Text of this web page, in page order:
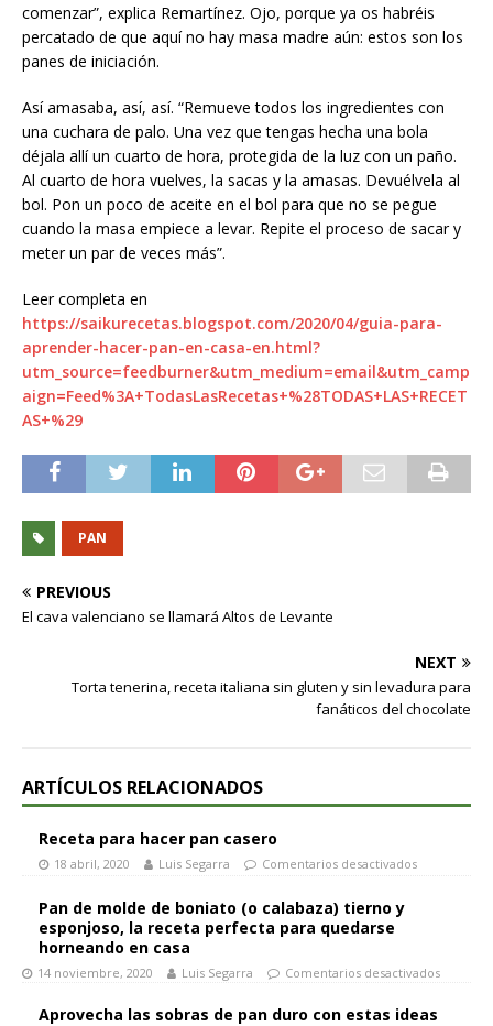
comenzar”, explica Remartínez. Ojo, porque ya os habréis
percatado de que aquí no hay masa madre aún: estos son los
panes de iniciación.
Así amasaba, así, así. “Remueve todos los ingredientes con
una cuchara de palo. Una vez que tengas hecha una bola
déjala allí un cuarto de hora, protegida de la luz con un paño.
Al cuarto de hora vuelves, la sacas y la amasas. Devuélvela al
bol. Pon un poco de aceite en el bol para que no se pegue
cuando la masa empiece a levar. Repite el proceso de sacar y
meter un par de veces más”.
Leer completa en
https://saikurecetas.blogspot.com/2020/04/guia-para-
aprender-hacer-pan-en-casa-en.html?
utm_source=feedburner&utm_medium=email&utm_camp
aign=Feed%3A+TodasLasRecetas+%28TODAS+LAS+RECET
AS+%29
PAN
PREVIOUS
El cava valenciano se llamará Altos de Levante
NEXT
Torta tenerina, receta italiana sin gluten y sin levadura para
fanáticos del chocolate
ARTÍCULOS RELACIONADOS
Receta para hacer pan casero
18 abril, 2020 Luis Segarra Comentarios desactivados
Pan de molde de boniato (o calabaza) tierno y
esponjoso, la receta perfecta para quedarse
horneando en casa
14 noviembre, 2020 Luis Segarra Comentarios desactivados
Aprovecha las sobras de pan duro con estas ideas